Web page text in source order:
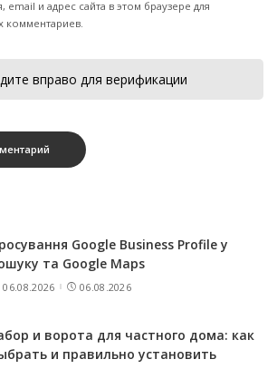
и адрес сайта в этом браузере для
комментариев.
вправо для верификации
Google Business Profile у
та Google Maps
06.08.2026 06.08.2026
и ворота для частного дома: как
и правильно установить